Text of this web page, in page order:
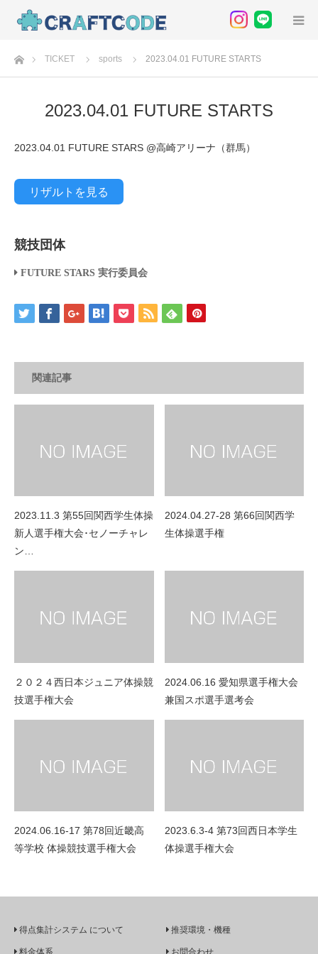
ホームTICKET sports 2023.04.01 FUTURE STARTS
2023.04.01 FUTURE STARTS
2023.04.01 FUTURE STARS @高崎アリーナ（群馬）
リザルトを見る
競技団体
FUTURE STARS 実行委員会
関連記事
2023.11.3 第55回関西学生体操
新人選手権大会･セノーチャレ
ン…
2024.04.27-28 第66回関西学
生体操選手権
２０２４西日本ジュニア体操競
技選手権大会
2024.06.16 愛知県選手権大会
兼国スポ選手選考会
2024.06.16-17 第78回近畿高
等学校 体操競技選手権大会
2023.6.3-4 第73回西日本学生
体操選手権大会
得点集計システム について
料金体系
推奨環境・機種
お問合わせ